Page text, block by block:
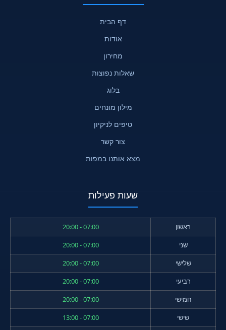
דף הבית
אודות
מחירון
שאלות נפוצות
בלוג
מילון מונחים
טיפים לניקיון
צור קשר
מצא אותנו במפות
שעות פעילות
ראשון
07:00 - 20:00
שני
07:00 - 20:00
שלישי
07:00 - 20:00
רביעי
07:00 - 20:00
חמישי
07:00 - 20:00
שישי
07:00 - 13:00